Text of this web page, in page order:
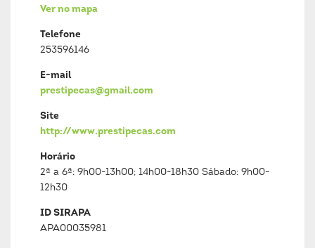
Ver no mapa
Telefone
253596146
E-mail
prestipecas@gmail.com
Site
http://www.prestipecas.com
Horário
2ª a 6ª: 9h00-13h00; 14h00-18h30 Sábado: 9h00-
12h30
ID SIRAPA
APA00035981